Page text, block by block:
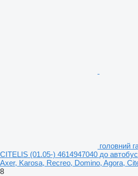
головний
CITELIS (01.05-) 4614947040 до
Axer, Karosa, Recreo, Domino, Agora,
8